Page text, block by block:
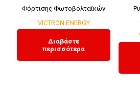
Φόρτισης Φωτοβολταϊκών
VICTRON ENERGY
Διαβάστε
περισσότερα